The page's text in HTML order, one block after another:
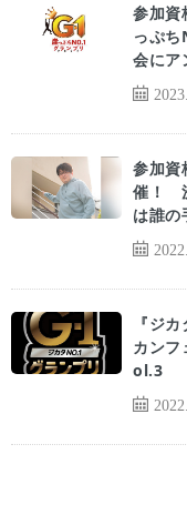
参加資
っぷ
会にア
参加
催！
は誰
『ジ
カンフ
ol.3